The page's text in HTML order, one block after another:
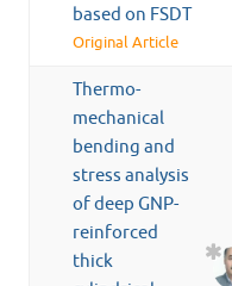
based on FSDT
Original Article
Thermo-
mechanical
bending and
stress analysis
of deep GNP-
reinforced
thick